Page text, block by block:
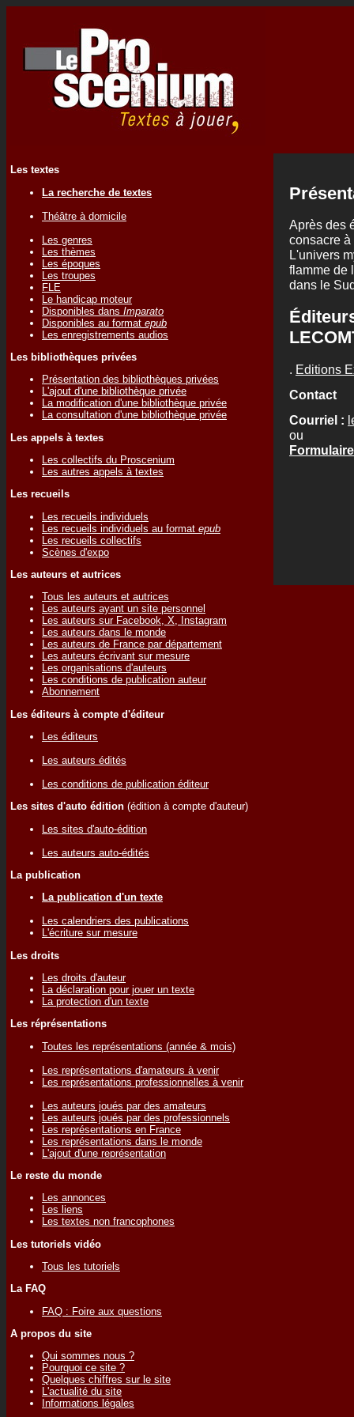
Les textes
La recherche de textes
Théâtre à domicile
Les genres
Les thèmes
Les époques
Les troupes
FLE
Le handicap moteur
Disponibles dans Imparato
Disponibles au format epub
Les enregistrements audios
Les bibliothèques privées
Présentation des bibliothèques privées
L'ajout d'une bibliothèque privée
La modification d'une bibliothèque privée
La consultation d'une bibliothèque privée
Les appels à textes
Les collectifs du Proscenium
Les autres appels à textes
Les recueils
Les recueils individuels
Les recueils individuels au format epub
Les recueils collectifs
Scènes d'expo
Les auteurs et autrices
Tous les auteurs et autrices
Les auteurs ayant un site personnel
Les auteurs sur Facebook, X, Instagram
Les auteurs dans le monde
Les auteurs de France par département
Les auteurs écrivant sur mesure
Les organisations d'auteurs
Les conditions de publication auteur
Abonnement
Les éditeurs à compte d'éditeur
Les éditeurs
Les auteurs édités
Les conditions de publication éditeur
Les sites d'auto édition (édition à compte d'auteur)
Les sites d'auto-édition
Les auteurs auto-édités
La publication
La publication d'un texte
Les calendriers des publications
L'écriture sur mesure
Les droits
Les droits d'auteur
La déclaration pour jouer un texte
La protection d'un texte
Les réprésentations
Toutes les représentations (année & mois)
Les représentations d'amateurs à venir
Les représentations professionnelles à venir
Les auteurs joués par des amateurs
Les auteurs joués par des professionnels
Les représentations en France
Les représentations dans le monde
L'ajout d'une représentation
Le reste du monde
Les annonces
Les liens
Les textes non francophones
Les tutoriels vidéo
Tous les tutoriels
La FAQ
FAQ : Foire aux questions
A propos du site
Qui sommes nous ?
Pourquoi ce site ?
Quelques chiffres sur le site
L'actualité du site
Informations légales
Après des
consacre
L'univers
flamme de
dans le
. Editions
Contact
Courriel :
ou